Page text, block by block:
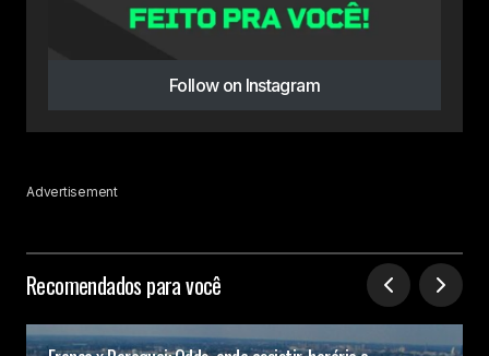
Follow on Instagram
Advertisement
Recomendados para você